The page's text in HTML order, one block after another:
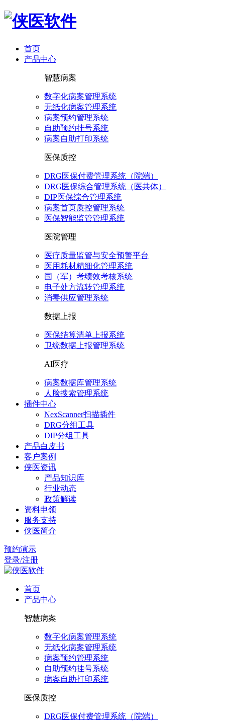
首页
产品中心
智慧病案
数字化病案管理系统
无纸化病案管理系统
病案预约管理系统
自助预约挂号系统
病案自助打印系统
医保质控
DRG医保付费管理系统（院端）
DRG医保综合管理系统（医共体）
DIP医保综合管理系统
病案首页质控管理系统
医保智能监管管理系统
医院管理
医疗质量监管与安全预警平台
医用耗材精细化管理系统
国（军）考绩效考核系统
电子处方流转管理系统
消毒供应管理系统
数据上报
医保结算清单上报系统
卫统数据上报管理系统
AI医疗
病案数据库管理系统
人脸搜索管理系统
插件中心
NexScanner扫描插件
DRG分组工具
DIP分组工具
产品白皮书
客户案例
侠医资讯
产品知识库
行业动态
政策解读
资料申领
服务支持
侠医简介
预约演示
登录/注册
首页
产品中心
智慧病案
数字化病案管理系统
无纸化病案管理系统
病案预约管理系统
自助预约挂号系统
病案自助打印系统
医保质控
DRG医保付费管理系统（院端）